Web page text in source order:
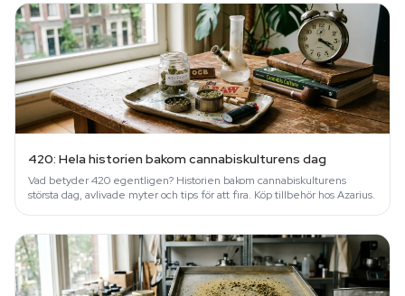
420: Hela historien bakom cannabiskulturens dag
Vad betyder 420 egentligen? Historien bakom cannabiskulturens
största dag, avlivade myter och tips för att fira. Köp tillbehör hos Azarius.